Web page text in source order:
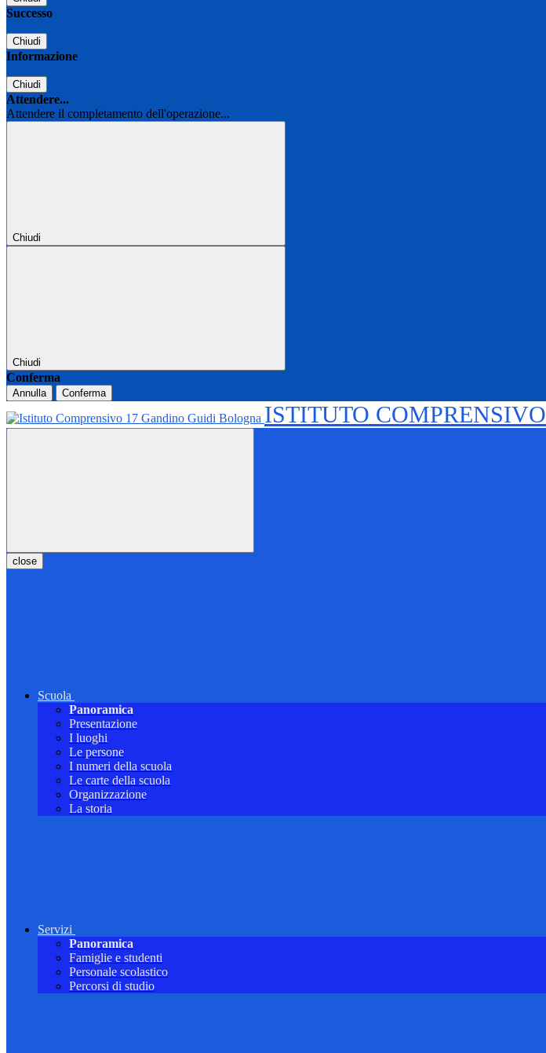
Successo
Chiudi
Informazione
Chiudi
Attendere...
Attendere il completamento dell'operazione...
Chiudi
Chiudi
Conferma
Annulla Conferma
ISTITUTO COMPRENSIVO
close
Scuola
Panoramica
Presentazione
I luoghi
Le persone
I numeri della scuola
Le carte della scuola
Organizzazione
La storia
Servizi
Panoramica
Famiglie e studenti
Personale scolastico
Percorsi di studio